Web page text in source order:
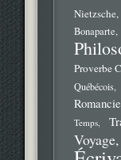
Nietzsche
Bonaparte
Proverbe
Québécois
Temps
Voyage